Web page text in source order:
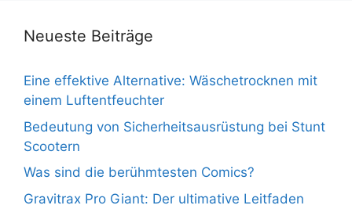
Neueste Beiträge
Eine effektive Alternative: Wäschetrocknen mit
einem Luftentfeuchter
Bedeutung von Sicherheitsausrüstung bei Stunt
Scootern
Was sind die berühmtesten Comics?
Gravitrax Pro Giant: Der ultimative Leitfaden